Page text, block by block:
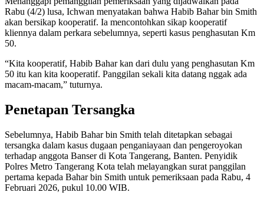
Rabu (4/2) lusa, Ichwan menyatakan bahwa Habib Bahar bin Smith
akan bersikap kooperatif. Ia mencontohkan sikap kooperatif
kliennya dalam perkara sebelumnya, seperti kasus penghasutan Km
50.
“Kita kooperatif, Habib Bahar kan dari dulu yang penghasutan Km
50 itu kan kita kooperatif. Panggilan sekali kita datang nggak ada
macam-macam,” tuturnya.
Penetapan Tersangka
Sebelumnya, Habib Bahar bin Smith telah ditetapkan sebagai
tersangka dalam kasus dugaan penganiayaan dan pengeroyokan
terhadap anggota Banser di Kota Tangerang, Banten. Penyidik
Polres Metro Tangerang Kota telah melayangkan surat panggilan
pertama kepada Bahar bin Smith untuk pemeriksaan pada Rabu, 4
Februari 2026, pukul 10.00 WIB.